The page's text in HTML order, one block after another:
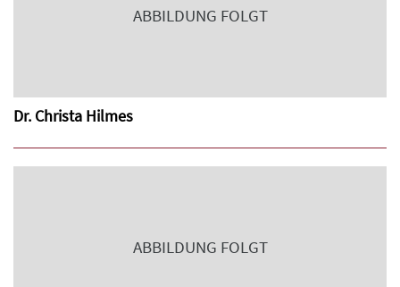
ABBILDUNG FOLGT
Dr. Christa Hilmes
ABBILDUNG FOLGT